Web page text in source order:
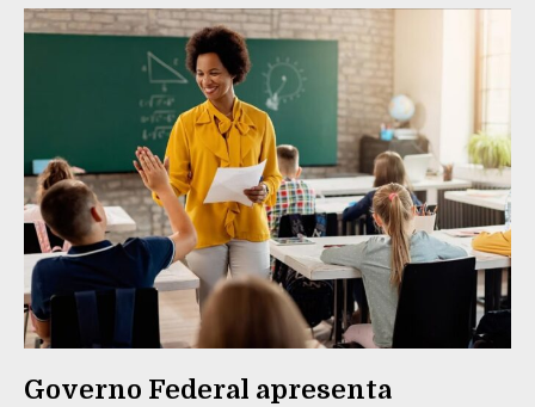
Governo Federal apresenta